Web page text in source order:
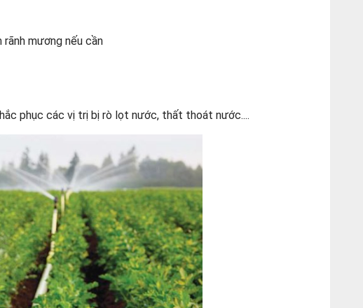
mương nếu cần
phục các vị trị bị rò lọt nước, thất thoát nước....